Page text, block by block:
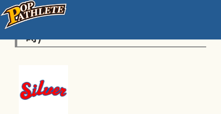
平野西公園グラウンド(8時〜17
時)